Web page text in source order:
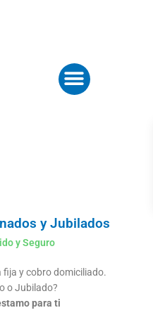
Menu
y Jubilados
y Seguro
y cobro domiciliado.
o Jubilado?
para ti